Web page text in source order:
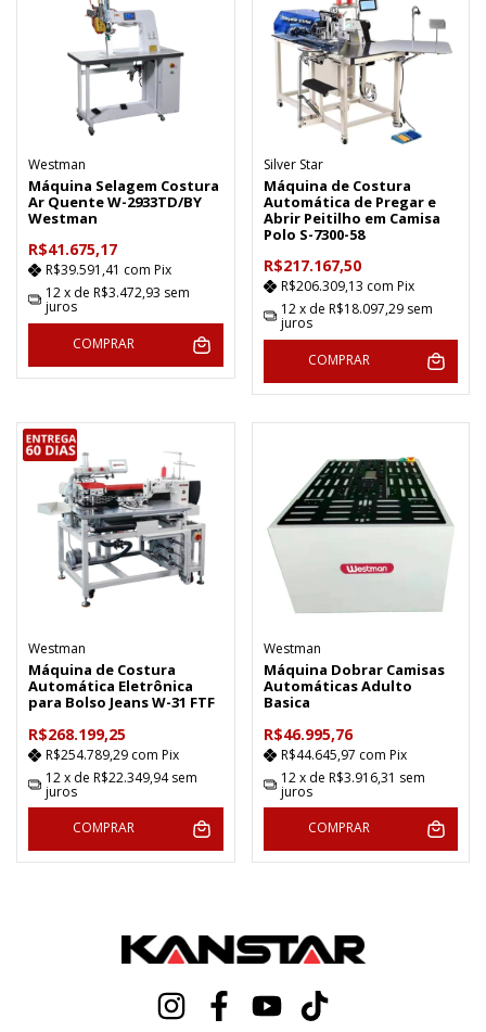
Westman
Máquina Selagem Costura
Ar Quente W-2933TD/BY
Westman
R$41.675,17
R$39.591,41 com Pix
12x de R$3.472,93 sem
juros
COMPRAR
Silver Star
Máquina de Costura
Automática de Pregar e
Abrir Peitilho em Camisa
Polo S-7300-58
R$217.167,50
R$206.309,13 com Pix
12 x de R$18.097,29 sem
juros
COMPRAR
Westman
Máquina de Costura
Automática Eletrônica
para Bolso Jeans W-31 FTF
R$268.199,25
R$254.789,29 com Pix
12x de R$22.349,94 sem
juros
COMPRAR
Westman
Máquina Dobrar Camisas
Automáticas Adulto
Basica
R$46.995,76
R$44.645,97 com Pix
12 x de R$3.916,31 sem
juros
COMPRAR